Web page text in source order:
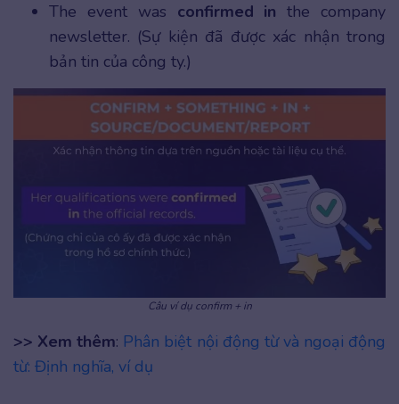
The event was confirmed in the company
newsletter. (Sự kiện đã được xác nhận trong
bản tin của công ty.)
Câu ví dụ confirm + in
>> Xem thêm: Phân biệt nội động từ và ngoại động
từ: Định nghĩa, ví dụ